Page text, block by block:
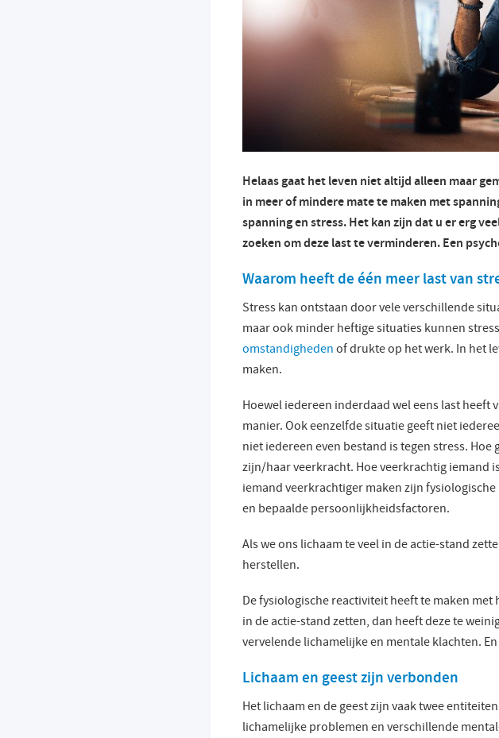
Helaas gaat het leven niet altijd alleen maar
in meer of mindere mate te maken met
spanning en stress. Het kan zijn dat u er erg
zoeken om deze last te verminderen. Een
Waarom heeft de één meer last van
Stress kan ontstaan door vele verschillende
maar ook minder heftige situaties kunnen
omstandigheden of drukte op het werk. In het
maken.
Hoewel iedereen inderdaad wel eens last heeft
manier. Ook eenzelfde situatie geeft niet
niet iedereen even bestand is tegen stress.
zijn/haar veerkracht. Hoe veerkrachtig iemand
iemand veerkrachtiger maken zijn
en bepaalde persoonlijkheidsfactoren.
Als we ons lichaam te veel in de actie-stand
herstellen.
De fysiologische reactiviteit heeft te maken
in de actie-stand zetten, dan heeft deze te
vervelende lichamelijke en mentale klachten.
Lichaam en geest zijn verbonden
Het lichaam en de geest zijn vaak twee
lichamelijke problemen en verschillende